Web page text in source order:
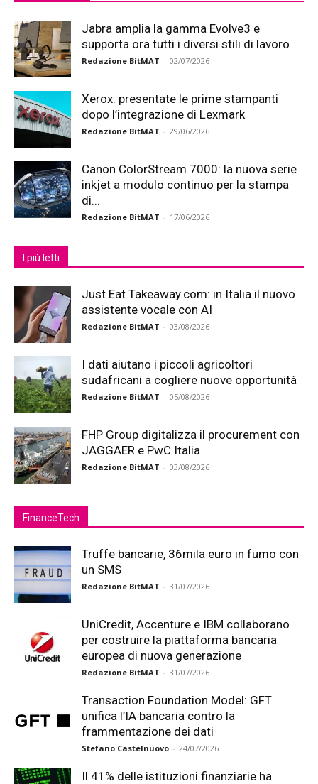
Jabra amplia la gamma Evolve3 e
supporta ora tutti i diversi stili di lavoro
Redazione BitMAT - 02/07/2026
Xerox: presentate le prime stampanti
dopo l’integrazione di Lexmark
Redazione BitMAT - 29/06/2026
Canon ColorStream 7000: la nuova serie
inkjet a modulo continuo per la stampa
di...
Redazione BitMAT - 17/06/2026
I più letti
Just Eat Takeaway.com: in Italia il nuovo
assistente vocale con AI
Redazione BitMAT - 03/08/2026
I dati aiutano i piccoli agricoltori
sudafricani a cogliere nuove opportunità
Redazione BitMAT - 05/08/2026
FHP Group digitalizza il procurement con
JAGGAER e PwC Italia
Redazione BitMAT - 03/08/2026
FinanceTech
Truffe bancarie, 36mila euro in fumo con
un SMS
Redazione BitMAT - 31/07/2026
UniCredit, Accenture e IBM collaborano
per costruire la piattaforma bancaria
europea di nuova generazione
Redazione BitMAT - 31/07/2026
Transaction Foundation Model: GFT
unifica l’IA bancaria contro la
frammentazione dei dati
Stefano Castelnuovo - 24/07/2026
Il 41% delle istituzioni finanziarie ha